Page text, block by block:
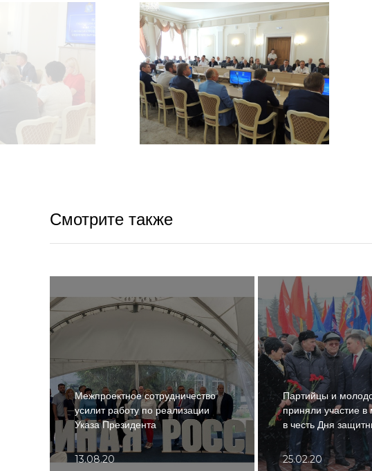
Смотрите также
Межпроектное сотрудничество
усилит работу по реализации
Указа Президента
13.08.20
Партийцы и
приняли участие в
в честь Дня
25.02.20